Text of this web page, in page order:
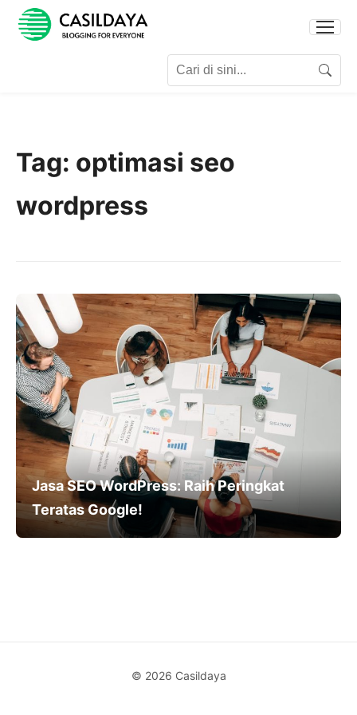
Search
Tag: optimasi seo
wordpress
Jasa SEO WordPress: Raih Peringkat
Teratas Google!
© 2026 Casildaya